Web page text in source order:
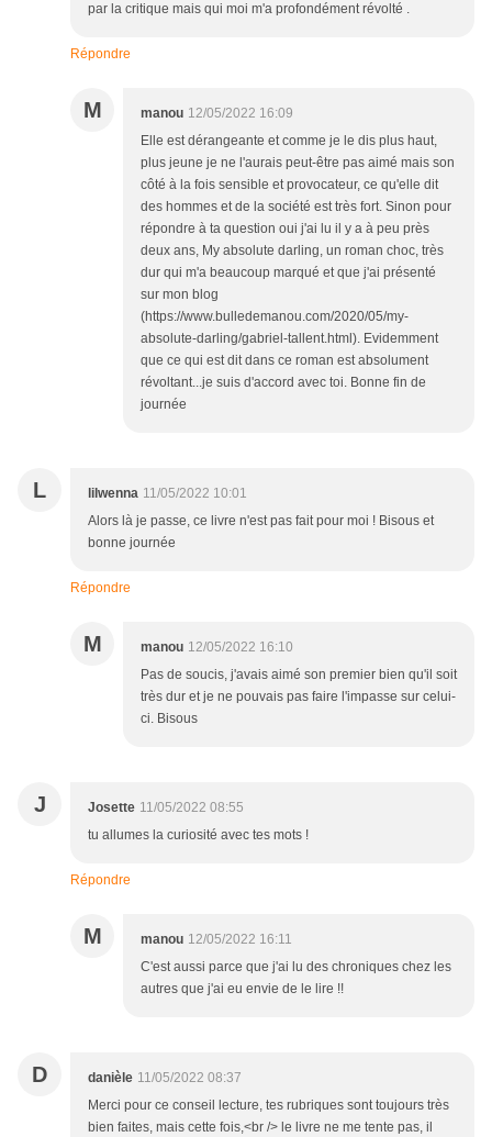
par la critique mais qui moi m'a profondément révolté .
Répondre
M manou 12/05/2022 16:09
Elle est dérangeante et comme je le dis plus haut,
plus jeune je ne l'aurais peut-être pas aimé mais son
côté à la fois sensible et provocateur, ce qu'elle dit
des hommes et de la société est très fort. Sinon pour
répondre à ta question oui j'ai lu il y a à peu près
deux ans, My absolute darling, un roman choc, très
dur qui m'a beaucoup marqué et que j'ai présenté
sur mon blog
(https://www.bulledemanou.com/2020/05/my-
absolute-darling/gabriel-tallent.html). Evidemment
que ce qui est dit dans ce roman est absolument
révoltant...je suis d'accord avec toi. Bonne fin de
journée
L lilwenna 11/05/2022 10:01
Alors là je passe, ce livre n'est pas fait pour moi ! Bisous et
bonne journée
Répondre
M manou 12/05/2022 16:10
Pas de soucis, j'avais aimé son premier bien qu'il soit
très dur et je ne pouvais pas faire l'impasse sur celui-
ci. Bisous
J Josette 11/05/2022 08:55
tu allumes la curiosité avec tes mots !
Répondre
M manou 12/05/2022 16:11
C'est aussi parce que j'ai lu des chroniques chez les
autres que j'ai eu envie de le lire !!
D danièle 11/05/2022 08:37
Merci pour ce conseil lecture, tes rubriques sont toujours très
bien faites, mais cette fois,<br /> le livre ne me tente pas, il